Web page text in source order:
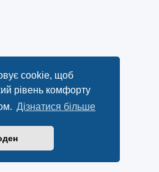
cookie, щоб
рівень комфорту
Дізнатися більше